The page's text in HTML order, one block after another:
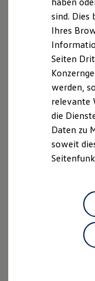
XTL-
Original
Elektrisch &
Elektro -
Ob Verkauf von
Service,
und
überzeugenden
sowie
begleiten Sie
Finanzierung
unserem Haus.
Gruppe in Gotha!
Das sind
Neuwagen
Neuwagen
sind. Dies
Ihres
Seiten
werden,
relevante
die
Daten zu
soweit